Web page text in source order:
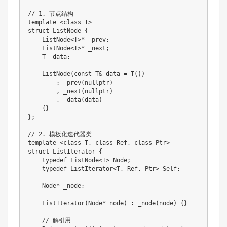
// 1. 节点结构
template <class T>
struct
ListNode {
    ListNode
<T>* _prev;
    ListNode
<T>* _next ;
    T _data
;
ListNode( const T& data = T( ) )
:
_prev( nullptr)
,
_next ( nullptr)
,
_data(data)
{}
} ;
// 2. 模板化迭代器类
template <class T , class Ref , class Ptr>
struct
ListIterator {
typedef ListNode<T> Node;
typedef ListIterator<T , Ref , Ptr> Self;
    Node
* _node;
ListIterator(Node* node) : _node( node) {}
// 解引用